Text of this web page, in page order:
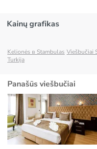
Kainų grafikas
Kelionės в Stambulas Viešbučiai
Turkija
Panašūs viešbučiai